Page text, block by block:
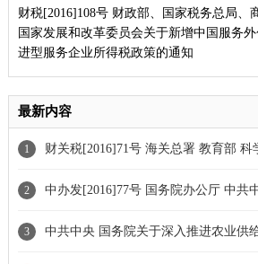
财税[2016]108号 财政部、国家税务总局、
国家发展和改革委员会关于新增中国服务
进型服务企业所得税政策的通知
最新内容
1 财关税[2016]71号 海关总署 教育部 科
部关于支持科技创新进口税收政策管理办
2 中办发[2016]77号 国务院办公厅 中共
称制度改革的意见
3 中共中央 国务院关于深入推进农业供